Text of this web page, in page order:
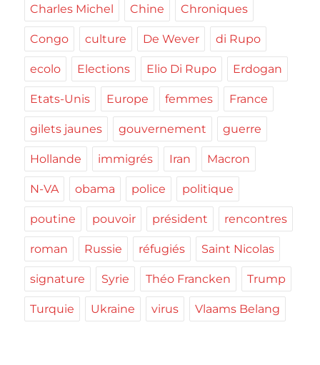
Charles Michel Chine Chroniques
Congo culture De Wever di Rupo
ecolo Elections Elio Di Rupo Erdogan
Etats-Unis Europe femmes France
gilets jaunes gouvernement guerre
Hollande immigrés Iran Macron
N-VA obama police politique
poutine pouvoir président rencontres
roman Russie réfugiés Saint Nicolas
signature Syrie Théo Francken Trump
Turquie Ukraine virus Vlaams Belang